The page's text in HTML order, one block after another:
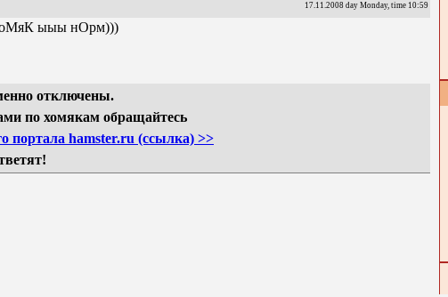
17.11.2008 day Monday, time 10:59
ыыы нОрм)))
отключены.
по хомякам обращайтесь
портала hamster.ru (ссылка) >>